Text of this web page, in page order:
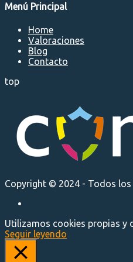
Menú Principal
Home
Valoraciones
Blog
Contacto
top
Copyright © 2024 - Todos los
Utilizamos cookies propias y
Seguir leyendo